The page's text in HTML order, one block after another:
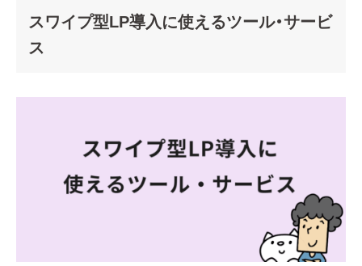
スワイプ型LP導入に使えるツール・サービ
ス